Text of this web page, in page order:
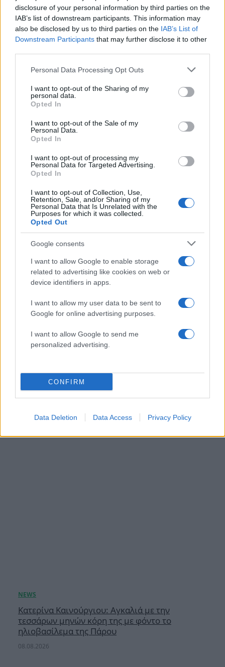
disclosure of your personal information by third parties on the
IAB’s list of downstream participants. This information may
also be disclosed by us to third parties on the IAB’s List of
Downstream Participants that may further disclose it to other
Please note that this website/app uses one or more Google
not limited to your visit or usage behaviour. You may click to
grant or deny consent to Google and its third-party tags to
use your data for below specified purposes in below Google
consent section.
Personal Data Processing Opt Outs
I want to opt-out of the Sharing of my
personal data.
Opted In
I want to opt-out of the Sale of my
Personal Data.
Opted In
I want to opt-out of processing my
Personal Data for Targeted Advertising.
Opted In
I want to opt-out of Collection, Use,
Retention, Sale, and/or Sharing of my
Personal Data that Is Unrelated with the
Purposes for which it was collected.
Opted Out
Google consents
I want to allow Google to enable storage
related to advertising like cookies on web or
device identifiers in apps.
I want to allow my user data to be sent to
Google for online advertising purposes.
I want to allow Google to send me
personalized advertising.
CONFIRM
Data Deletion Data Access Privacy Policy
Γλυκό με κρέμα καρύδας και ζελέ ανανά: Η
πιο τροπική και δροσερή απόλαυση του
καλοκαιριού
ΔΕΊΤΕ ΠΕΡΙΣΣΌΤΕΡΕΣ ΣΥΝΤΑΓΈΣ
READ MORE
Αμαλία Κωστοπούλου – Τζέικ Μέντγουελ: Ζουν
τη δική τους «Dolce Vita» – Ο μήνας του μέλιτος
Κατερίνα Καινούργιου: Αγκαλιά με την
τεσσάρων μηνών κόρη της με φόντο το
ηλιοβασίλεμα της Πάρου
08.08.2026